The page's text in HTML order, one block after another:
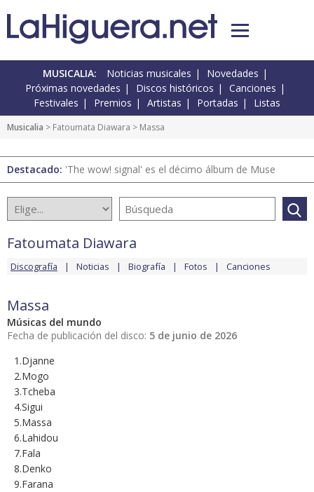
MUSICALIA: Noticias musicales
Novedades
Próximas novedades
Discos históricos
Canciones
Festivales
Premios Artistas Portadas Listas
Musicalia > Fatoumata Diawara > Massa
Destacado: 'The wow! signal' es el décimo álbum de Muse
Fatoumata Diawara
Discografía Noticias Biografía Fotos Canciones
Massa
Músicas del mundo
Fecha de publicación del disco: 5 de junio de 2026
1.Djanne
2.Mogo
3.Tcheba
4.Sigui
5.Massa
6.Lahidou
7.Fala
8.Denko
9.Farana